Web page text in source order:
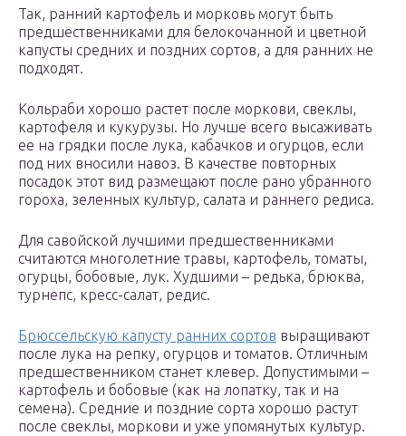
Так, ранний картофель и морковь могут быть
предшественниками для белокочанной и цветной
капусты средних и поздних сортов, а для ранних не
подходят.
Кольраби хорошо растет после моркови, свеклы,
картофеля и кукурузы. Но лучше всего высаживать
ее на грядки после лука, кабачков и огурцов, если
под них вносили навоз. В качестве повторных
посадок этот вид размещают после рано убранного
гороха, зеленных культур, салата и раннего редиса.
Для савойской лучшими предшественниками
считаются многолетние травы, картофель, томаты,
огурцы, бобовые, лук. Худшими – редька, брюква,
турнепс, кресс-салат, редис.
Брюссельскую капусту ранних сортов выращивают
после лука на репку, огурцов и томатов. Отличным
предшественником станет клевер. Допустимыми –
картофель и бобовые (как на лопатку, так и на
семена). Средние и поздние сорта хорошо растут
после свеклы, моркови и уже упомянутых культур.